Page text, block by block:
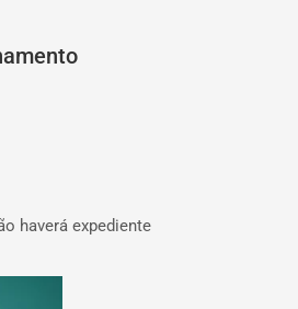
haverá expediente